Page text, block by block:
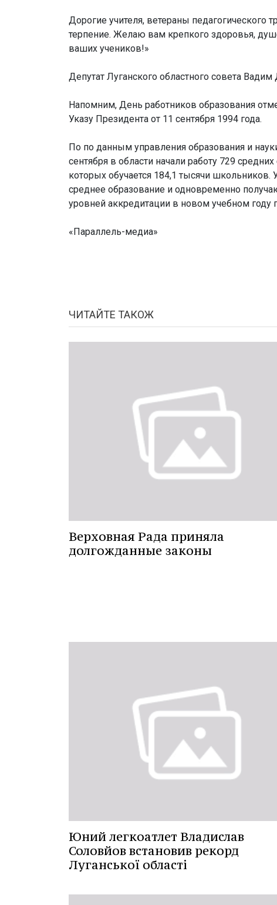
Дорогие учителя, ветераны педагогического
терпение. Желаю вам крепкого здоровья,
ваших учеников!»
Депутат Луганского областного совета
Напомним, День работников образования
Указу Президента от 11 сентября 1994 года.
По по данным управления образования и
сентября в области начали работу 729
которых обучается 184,1 тысячи
среднее образование и одновременно
уровней аккредитации в новом учебном году
«Параллель-медиа»
ЧИТАЙТЕ ТАКОЖ
Верховная Рада приняла
долгожданные законы
Юний легкоатлет Владислав
Соловйов встановив рекорд
Луганської області